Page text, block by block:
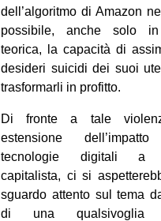
dell’algoritmo di Amazon
possibile, anche solo
teorica, la capacità di
desideri suicidi dei suoi
trasformarli in profitto.
Di fronte a tale
estensione
tecnologie digitali a
capitalista, ci si
sguardo attento sul tema
di una qualsivoglia